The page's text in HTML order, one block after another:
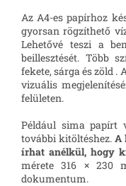
Az A4-es papírhoz
gyorsan rögzíthető
Lehetővé teszi a
beillesztését. Több
fekete, sárga és zöld .
vizuális
felületen.
Például sima papírt
további kitöltéshez. A
írhat anélkül, hogy
mérete 316 × 230
dokumentum.